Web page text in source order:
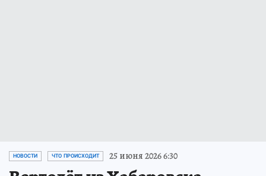
НОВОСТИ ЧТО ПРОИСХОДИТ 25 июня 2026 6:30